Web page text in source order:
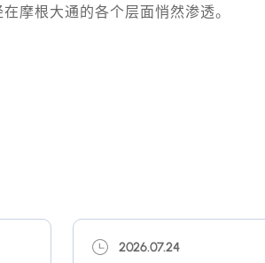
摩根大通的各个层面悄然渗透。
2026.07.24